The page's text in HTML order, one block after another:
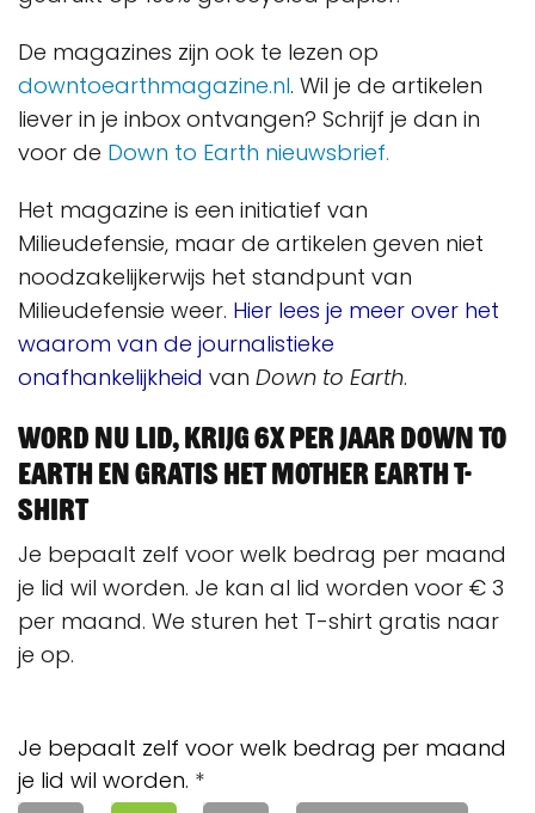
De magazines zijn ook te lezen op
downtoearthmagazine.nl. Wil je de artikelen
liever in je inbox ontvangen? Schrijf je dan in
voor de Down to Earth nieuwsbrief.
Het magazine is een initiatief van
Milieudefensie, maar de artikelen geven niet
noodzakelijkerwijs het standpunt van
Milieudefensie weer. Hier lees je meer over het
waarom van de journalistieke
onafhankelijkheid van Down to Earth.
Word nu lid, krijg 6x per jaar Down to
Earth en gratis het Mother Earth T-
shirt
Je bepaalt zelf voor welk bedrag per maand
je lid wil worden. Je kan al lid worden voor € 3
per maand. We sturen het T-shirt gratis naar
je op.